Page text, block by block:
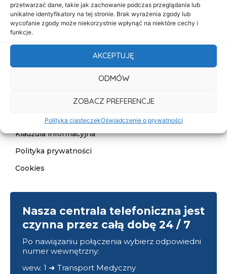
przetwarzać dane, takie jak zachowanie podczas przeglądania lub
unikalne identyfikatory na tej stronie. Brak wyrażenia zgody lub
wycofanie zgody może niekorzystnie wpłynąć na niektóre cechy i
funkcje.
AKCEPTUJĘ
ODMÓW
ZOBACZ PREFERENCJE
Polityka ciasteczekOświadczenie o prywatności
O nas
Oferta
Cennik
Deklaracja dostępności
Klauzula informacyjna
Polityka prywatności
Cookies
Nasza centrala telefoniczna jest
czynna przez całą dobę 24 / 7
Po nawiązaniu połączenia wybierz odpowiedni
numer wewnętrzny:
wew. 1 ➜ Transport Medyczny